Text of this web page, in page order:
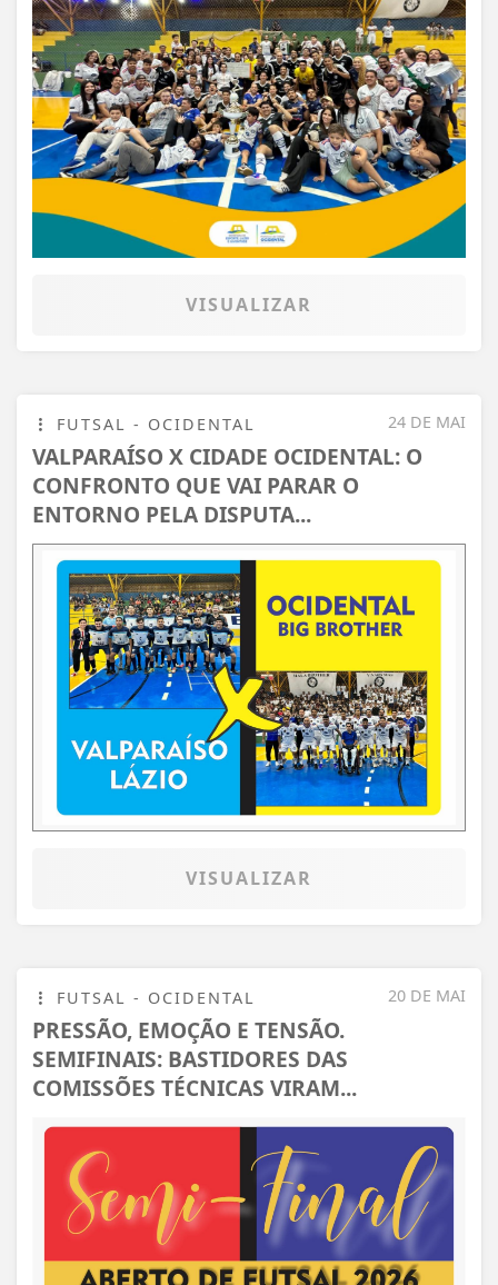
VISUALIZAR
24 DE MAI
FUTSAL - OCIDENTAL
VALPARAÍSO X CIDADE OCIDENTAL: O
CONFRONTO QUE VAI PARAR O
ENTORNO PELA DISPUTA...
VISUALIZAR
20 DE MAI
FUTSAL - OCIDENTAL
PRESSÃO, EMOÇÃO E TENSÃO.
SEMIFINAIS: BASTIDORES DAS
COMISSÕES TÉCNICAS VIRAM...